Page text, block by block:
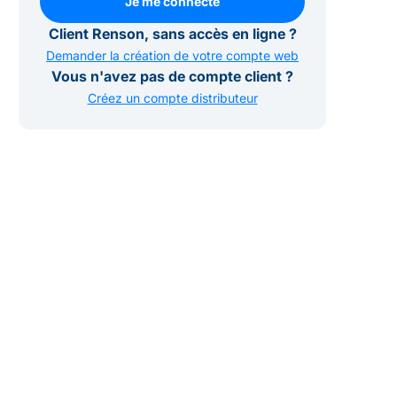
Client Renson, sans accès en ligne ?
Demander la création de votre compte web
Vous n'avez pas de compte client ?
Créez un compte distributeur